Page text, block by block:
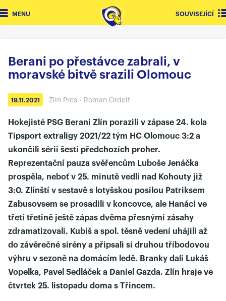
MENU SOUVISEJÍCÍ
Berani po přestávce zabrali, v
moravské bitvě srazili Olomouc
19.11.2021 Zlin Pres - Roman Ordelt
Hokejisté PSG Berani Zlín porazili v zápase 24. kola
Tipsport extraligy 2021/22 tým HC Olomouc 3:2 a
ukončili sérii šesti předchozích proher.
Reprezentační pauza svěřencům Luboše Jenáčka
prospěla, neboť v 25. minutě vedli nad Kohouty již
3:0. Zlínští v sestavě s lotyšskou posilou Patriksem
Zabusovsem se prosadili v koncovce, ale Hanáci ve
třetí třetině ještě zápas dvěma přesnými zásahy
zdramatizovali. Kubiš a spol. těsně vedení uhájili až
do závěrečné sirény a připsali si druhou tříbodovou
výhru v sezoně na domácím ledě. Branky dali Lukáš
Vopelka, Pavel Sedláček a Daniel Gazda. Zlín hraje ve
čtvrtek 25. listopadu doma s Třincem.